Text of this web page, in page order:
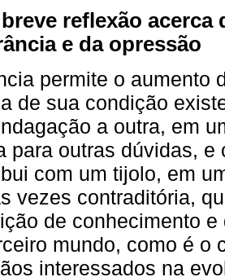
reflexão acerca
e da opressão
permite o aumento
de sua condição
a outra, em
para outras dúvidas,
com um tijolo, em
vezes contraditória,
de conhecimento
mundo, como é o
interessados na